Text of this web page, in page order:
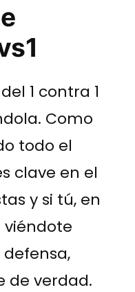
1 contra 1
Como
todo el
clave en el
y si tú, en
viéndote
de verdad.